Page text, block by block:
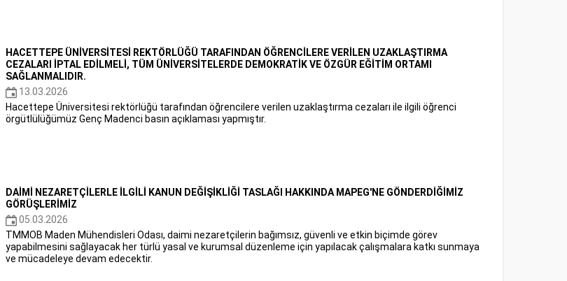
HACETTEPE ÜNİVERSİTESİ REKTÖRLÜĞÜ TARAFINDAN ÖĞRENCİLERE VERİLEN UZAKLAŞTIRMA
CEZALARI İPTAL EDİLMELİ, TÜM ÜNİVERSİTELERDE DEMOKRATİK VE ÖZGÜR EĞİTİM ORTAMI
SAĞLANMALIDIR.
13.03.2026
Hacettepe Üniversitesi rektörlüğü tarafından öğrencilere verilen uzaklaştırma cezaları ile ilgili öğrenci
örgütlülüğümüz Genç Madenci basın açıklaması yapmıştır.
DAİMİ NEZARETÇİLERLE İLGİLİ KANUN DEĞİŞİKLİĞİ TASLAĞI HAKKINDA MAPEG'NE GÖNDERDİĞİMİZ
GÖRÜŞLERİMİZ
05.03.2026
TMMOB Maden Mühendisleri Odası, daimi nezaretçilerin bağımsız, güvenli ve etkin biçimde görev
yapabilmesini sağlayacak her türlü yasal ve kurumsal düzenleme için yapılacak çalışmalara katkı sunmaya
ve mücadeleye devam edecektir.